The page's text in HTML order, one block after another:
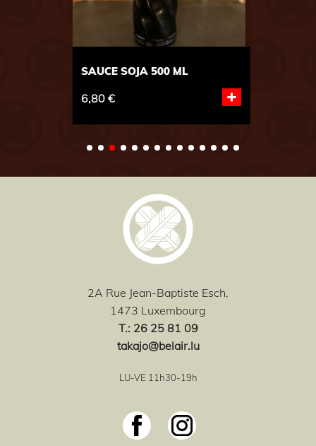
SAUCE SOJA 500 ML
2A Rue Jean-Baptiste Esch,
1473 Luxembourg
T.: 26 25 81 09
takajo@belair.lu
LU-VE 11h30-19h